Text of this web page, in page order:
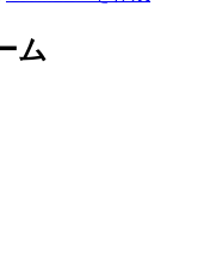
ム